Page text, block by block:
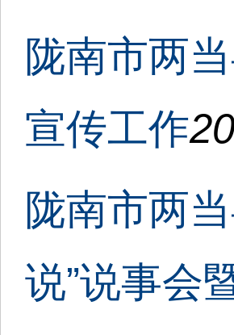
陇南市两
宣传工作
陇南市两
说”说事会